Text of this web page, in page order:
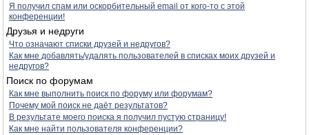
Я получил спам или оскорбительный email от кого-то с этой
конференции!
Друзья и недруги
Что означают списки друзей и недругов?
Как мне добавлять/удалять пользователей в списках моих друзей и
недругов?
Поиск по форумам
Как мне выполнить поиск по форуму или форумам?
Почему мой поиск не даёт результатов?
В результате моего поиска я получил пустую страницу!
Как мне найти пользователя конференции?